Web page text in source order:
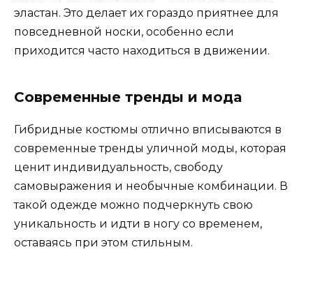
эластан. Это делает их гораздо приятнее для
повседневной носки, особенно если
приходится часто находиться в движении.
Современные тренды и мода
Гибридные костюмы отлично вписываются в
современные тренды уличной моды, которая
ценит индивидуальность, свободу
самовыражения и необычные комбинации. В
такой одежде можно подчеркнуть свою
уникальность и идти в ногу со временем,
оставаясь при этом стильным.